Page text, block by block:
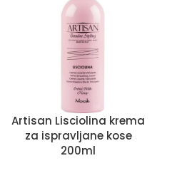
Artisan Lisciolina krema
za ispravljane kose
200ml